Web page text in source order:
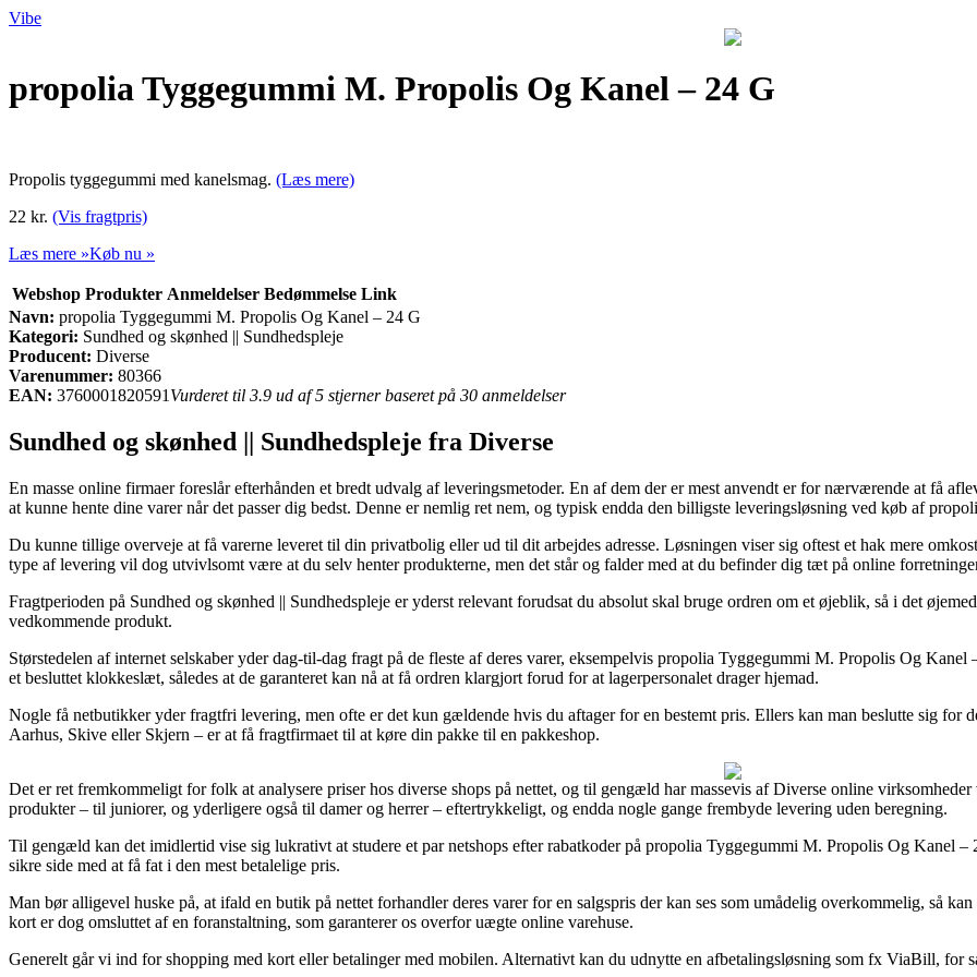
Vibe
propolia Tyggegummi M. Propolis Og Kanel – 24 G
Propolis tyggegummi med kanelsmag. (Læs mere)
22 kr. (Vis fragtpris)
Læs mere »Køb nu »
Webshop Produkter Anmeldelser Bedømmelse Link
Navn: propolia Tyggegummi M. Propolis Og Kanel – 24 G
Kategori: Sundhed og skønhed || Sundhedspleje
Producent: Diverse
Varenummer: 80366
EAN: 3760001820591 Vurderet til 3.9 ud af 5 stjerner baseret på 30 anmeldelser
Sundhed og skønhed || Sundhedspleje fra Diverse
En masse online firmaer foreslår efterhånden et bredt udvalg af leveringsmetoder. En af dem der er mest anvendt er for nærværende at få
at kunne hente dine varer når det passer dig bedst. Denne er nemlig ret nem, og typisk endda den billigste leveringsløsning ved køb af
Du kunne tillige overveje at få varerne leveret til din privatbolig eller ud til dit arbejdes adresse. Løsningen viser sig oftest et hak mere
type af levering vil dog utvivlsomt være at du selv henter produkterne, men det står og falder med at du befinder dig tæt på online
Fragtperioden på Sundhed og skønhed || Sundhedspleje er yderst relevant forudsat du absolut skal bruge ordren om et øjeblik, så i det
vedkommende produkt.
Størstedelen af internet selskaber yder dag-til-dag fragt på de fleste af deres varer, eksempelvis propolia Tyggegummi M. Propolis Og
et besluttet klokkeslæt, således at de garanteret kan nå at få ordren klargjort forud for at lagerpersonalet drager hjemad.
Nogle få netbutikker yder fragtfri levering, men ofte er det kun gældende hvis du aftager for en bestemt pris. Ellers kan man beslutte sig for
Aarhus, Skive eller Skjern – er at få fragtfirmaet til at køre din pakke til en pakkeshop.
Det er ret fremkommeligt for folk at analysere priser hos diverse shops på nettet, og til gengæld har massevis af Diverse online
produkter – til juniorer, og yderligere også til damer og herrer – eftertrykkeligt, og endda nogle gange frembyde levering uden beregning.
Til gengæld kan det imidlertid vise sig lukrativt at studere et par netshops efter rabatkoder på propolia Tyggegummi M. Propolis Og Kanel –
sikre side med at få fat i den mest betalelige pris.
Man bør alligevel huske på, at ifald en butik på nettet forhandler deres varer for en salgspris der kan ses som umådelig overkommelig, så
kort er dog omsluttet af en foranstaltning, som garanterer os overfor uægte online varehuse.
Generelt går vi ind for shopping med kort eller betalinger med mobilen. Alternativt kan du udnytte en afbetalingsløsning som fx ViaBill, for